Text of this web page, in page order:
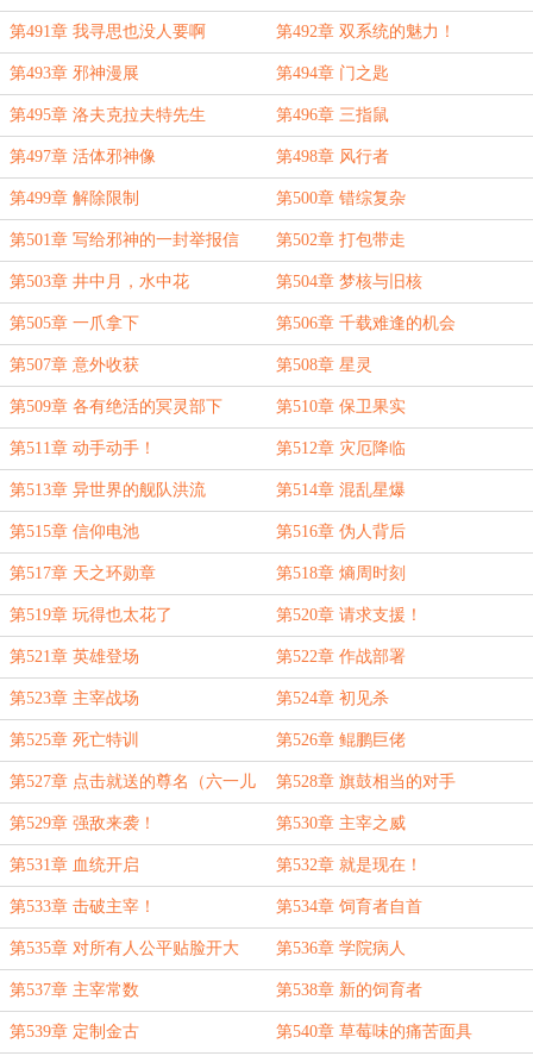
第491章 我寻思也没人要啊 第492章 双系统的魅力！
第493章 邪神漫展 第494章 门之匙
第495章 洛夫克拉夫特先生 第496章 三指鼠
第497章 活体邪神像 第498章 风行者
第499章 解除限制 第500章 错综复杂
第501章 写给邪神的一封举报信 第502章 打包带走
第503章 井中月，水中花 第504章 梦核与旧核
第505章 一爪拿下 第506章 千载难逢的机会
第507章 意外收获 第508章 星灵
第509章 各有绝活的冥灵部下 第510章 保卫果实
第511章 动手动手！ 第512章 灾厄降临
第513章 异世界的舰队洪流 第514章 混乱星爆
第515章 信仰电池 第516章 伪人背后
第517章 天之环勋章 第518章 熵周时刻
第519章 玩得也太花了 第520章 请求支援！
第521章 英雄登场 第522章 作战部署
第523章 主宰战场 第524章 初见杀
第525章 死亡特训 第526章 鲲鹏巨佬
第527章 点击就送的尊名（六一儿
童节快乐，月初求个月票~！）
第528章 旗鼓相当的对手
第529章 强敌来袭！ 第530章 主宰之威
第531章 血统开启 第532章 就是现在！
第533章 击破主宰！ 第534章 饲育者自首
第535章 对所有人公平贴脸开大 第536章 学院病人
第537章 主宰常数 第538章 新的饲育者
第539章 定制金古 第540章 草莓味的痛苦面具